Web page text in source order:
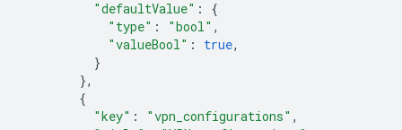
"defaultValue" :
{
"type" : "bool" ,
"valueBool" : true,
}
},
{
"key" : "vpn_configurations" ,